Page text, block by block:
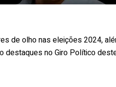
de olho nas eleições 2024,
no Giro Político